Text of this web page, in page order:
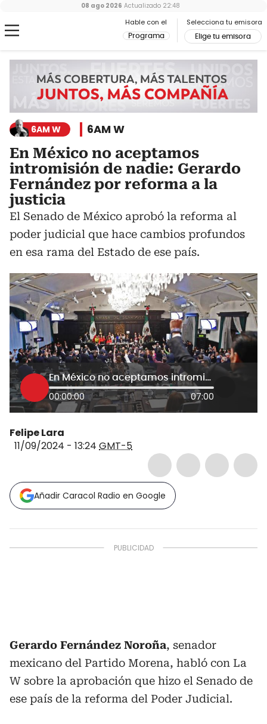
Hable con el
Programa
Selecciona tu emisora
Elige tu emisora
08 ago 2026 Actualizado 22:48
6AM W 6AM W
En México no aceptamos
intromisión de nadie: Gerardo
Fernández por reforma a la
justicia
El Senado de México aprobó la reforma al
poder judicial que hace cambios profundos
en esa rama del Estado de ese país.
En México no aceptamos intromisión de nadie: Gerardo Fernández por reforma a la justicia
00:00:00 07:00
Felipe Lara
11/09/2024 - 13:24 GMT-5
Añadir Caracol Radio en Google
Gerardo Fernández Noroña, senador
mexicano del Partido Morena, habló con La
W sobre la aprobación que hizo el Senado de
ese país de la reforma del Poder Judicial.